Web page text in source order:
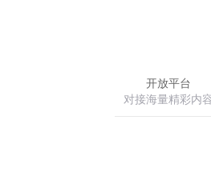
开放平台
对接海量精彩内